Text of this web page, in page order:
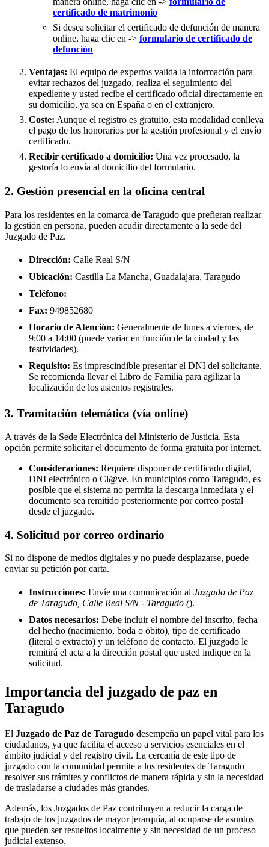
certificado de matrimonio
Si desea solicitar el certificado de defunción de manera
online, haga clic en -> formulario de certificado de
defunción
Ventajas: El equipo de expertos valida la información para
evitar rechazos del juzgado, realiza el seguimiento del
expediente y usted recibe el certificado oficial directamente en
su domicilio, ya sea en España o en el extranjero.
Coste: Aunque el registro es gratuito, esta modalidad conlleva
el pago de los honorarios por la gestión profesional y el envío
certificado.
Recibir certificado a domicilio: Una vez procesado, la
gestoría lo envía al domicilio del formulario.
2. Gestión presencial en la oficina central
Para los residentes en la comarca de Taragudo que prefieran realizar
la gestión en persona, pueden acudir directamente a la sede del
Juzgado de Paz.
Dirección: Calle Real S/N
Ubicación: Castilla La Mancha, Guadalajara, Taragudo
Teléfono:
Fax: 949852680
Horario de Atención: Generalmente de lunes a viernes, de
9:00 a 14:00 (puede variar en función de la ciudad y las
festividades).
Requisito: Es imprescindible presentar el DNI del solicitante.
Se recomienda llevar el Libro de Familia para agilizar la
localización de los asientos registrales.
3. Tramitación telemática (vía online)
A través de la Sede Electrónica del Ministerio de Justicia. Esta
opción permite solicitar el documento de forma gratuita por internet.
Consideraciones: Requiere disponer de certificado digital,
DNI electrónico o Cl@ve. En municipios como Taragudo, es
posible que el sistema no permita la descarga inmediata y el
documento sea remitido posteriormente por correo postal
desde el juzgado.
4. Solicitud por correo ordinario
Si no dispone de medios digitales y no puede desplazarse, puede
enviar su petición por carta.
Instrucciones: Envíe una comunicación al Juzgado de Paz
de Taragudo, Calle Real S/N - Taragudo ().
Datos necesarios: Debe incluir el nombre del inscrito, fecha
del hecho (nacimiento, boda o óbito), tipo de certificado
(literal o extracto) y un teléfono de contacto. El juzgado le
remitirá el acta a la dirección postal que usted indique en la
solicitud.
Importancia del juzgado de paz en
Taragudo
El Juzgado de Paz de Taragudo desempeña un papel vital para los
ciudadanos, ya que facilita el acceso a servicios esenciales en el
ámbito judicial y del registro civil. La cercanía de este tipo de
juzgado con la comunidad permite a los residentes de Taragudo
resolver sus trámites y conflictos de manera rápida y sin la necesidad
de trasladarse a ciudades más grandes.
Además, los Juzgados de Paz contribuyen a reducir la carga de
trabajo de los juzgados de mayor jerarquía, al ocuparse de asuntos
que pueden ser resueltos localmente y sin necesidad de un proceso
judicial extenso.